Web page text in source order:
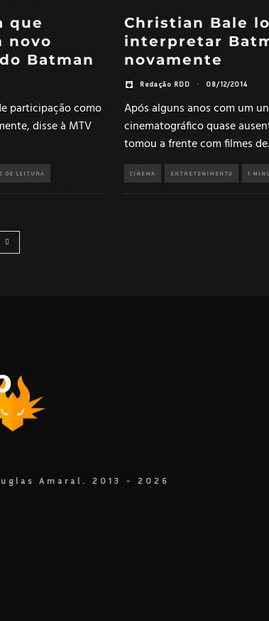
que
novo
Batman
participação como
disse à MTV
DE LEITURA
Christian Bale
interpretar
novamente
Redação RDD · 08/12/2014
Após alguns anos com um
cinematográfico quase
tomou a frente com filmes de
CINEMA ENTRETENIMENTO 1
Amaral. 2013 - 2026